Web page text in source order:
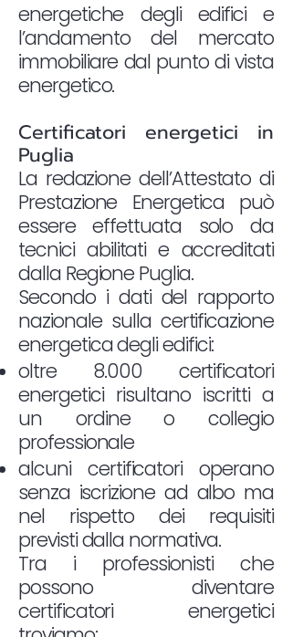
energetiche degli edifici e
l’andamento del mercato
immobiliare dal punto di vista
energetico.
Certificatori energetici in
Puglia
La redazione dell’Attestato di
Prestazione Energetica può
essere effettuata solo da
tecnici abilitati e accreditati
dalla Regione Puglia.
Secondo i dati del rapporto
nazionale sulla certificazione
energetica degli edifici:
oltre 8.000 certificatori
energetici risultano iscritti a
un ordine o collegio
professionale
alcuni certificatori operano
senza iscrizione ad albo ma
nel rispetto dei requisiti
previsti dalla normativa.
Tra i professionisti che
possono diventare
certificatori energetici